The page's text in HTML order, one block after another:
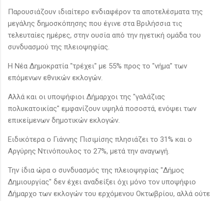
Παρουσιάζουν ιδιαίτερο ενδιαφέρον τα αποτελέσματα της
μεγάλης δημοσκόπησης που έγινε στα Βριλήσσια τις
τελευταίες ημέρες, στην ουσία από την ηγετική ομάδα του
συνδυασμού της πλειοψηφίας.
Η Νέα Δημοκρατία "τρέχει" με 55% προς το "νήμα" των
επόμενων εθνικών εκλογών.
Αλλά και οι υποψήφιοι Δήμαρχοι της "γαλάζιας
πολυκατοικίας" εμφανίζουν υψηλά ποσοστά, ενόψει των
επικείμενων δημοτικών εκλογών.
Ειδικότερα ο Γιάννης Πισιμίσης πλησιάζει το 31% και ο
Αργύρης Ντινόπουλος το 27%, μετά την αναγωγή.
Την ίδια ώρα ο συνδυασμός της πλειοψηφίας "Δήμος
Δημιουργίας" δεν έχει αναδείξει όχι μόνο τον υποψήφιο
Δήμαρχο των εκλογών του ερχόμενου Οκτωβρίου, αλλά ούτε